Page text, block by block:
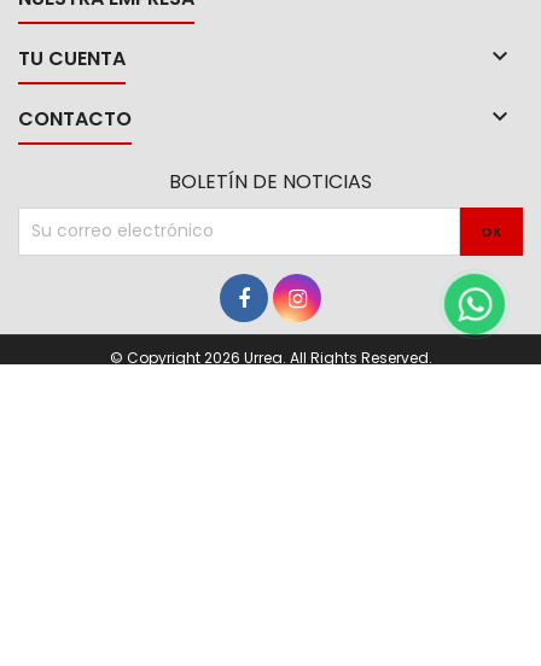
TU CUENTA 
CONTACTO 
BOLETÍN DE NOTICIAS
© Copyright 2026 Urrea. All Rights Reserved.